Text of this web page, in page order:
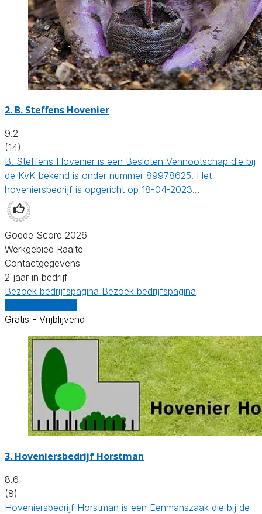
2. B. Steffens Hovenier
9.2
(14)
B. Steffens Hovenier is een Besloten Vennootschap die bij
de KvK bekend is onder nummer 89978625. Het
hoveniersbedrijf is opgericht op 18-04-2023…
Goede Score 2026
Werkgebied Raalte
Contactgegevens
2 jaar in bedrijf
Bezoek bedrijfspagina Bezoek bedrijfspagina
Gratis - Vrijblijvend
3. Hoveniersbedrijf Horstman
8.6
(8)
Hoveniersbedrijf Horstman is een Eenmanszaak die bij de